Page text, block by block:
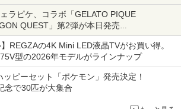
オフになるセールが実施
ェラピケ、コラボ「GELATO PIQUE
QUEST」第2弾が本日発売
ったスライムやわたぼう、ベビーサタンなどが
で登場
】REGZAの4K Mini LED液晶TVがお買い得。
型の2026年モデルがラインナップ
ピーセット「ポケモン」発売決定！
念で30匹が大集合